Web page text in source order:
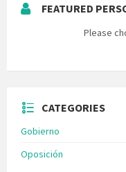
FEATURED
Please
CATEGORIES
Gobierno
Oposición